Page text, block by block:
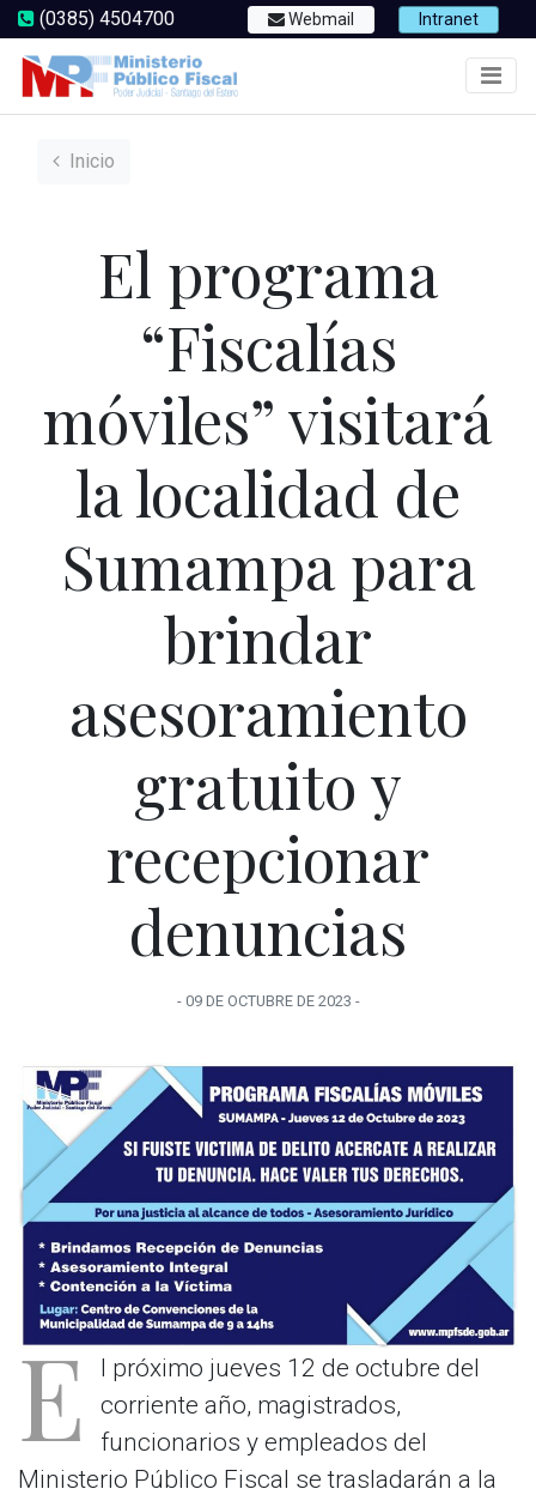
(0385) 4504700 Webmail Intranet
Inicio
El programa
“Fiscalías
móviles” visitará
la localidad de
Sumampa para
brindar
asesoramiento
gratuito y
recepcionar
denuncias
- 09 DE OCTUBREDE 2023 -
E l próximo jueves 12 de octubre del
corriente año, magistrados,
funcionarios y empleados del
Ministerio Público Fiscal se trasladarán a la